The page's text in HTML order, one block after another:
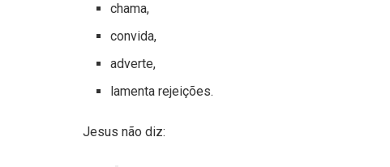
chama,
convida,
adverte,
lamenta rejeições.
Jesus não diz: